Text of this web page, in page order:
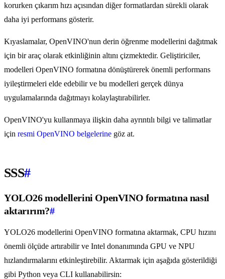
korurken çıkarım hızı açısından diğer formatlardan sürekli olarak
daha iyi performans gösterir.
Kıyaslamalar, OpenVINO'nun derin öğrenme modellerini dağıtmak
için bir araç olarak etkinliğinin altını çizmektedir. Geliştiriciler,
modelleri OpenVINO formatına dönüştürerek önemli performans
iyileştirmeleri elde edebilir ve bu modelleri gerçek dünya
uygulamalarında dağıtmayı kolaylaştırabilirler.
OpenVINO'yu kullanmaya ilişkin daha ayrıntılı bilgi ve talimatlar
için resmi OpenVINO belgelerine göz at.
SSS#
YOLO26 modellerini OpenVINO formatına nasıl
aktarırım?#
YOLO26 modellerini OpenVINO formatına aktarmak, CPU hızını
önemli ölçüde artırabilir ve Intel donanımında GPU ve NPU
hızlandırmalarını etkinleştirebilir. Aktarmak için aşağıda gösterildiği
gibi Python veya CLI kullanabilirsin: